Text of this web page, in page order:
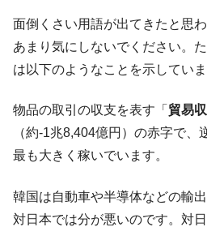
発動！
『Money1』
IT産業は人を雇用
半分未満しか雇用を生まない
のは政界の責任だ」
Fact1
日本の誇る海洋資源調査
塊！
府県とは？
面倒くさい用語が出てきたと思
あまり気にしないでください。
は以下のようなことを示していま
物品の取引の収支を表す「 貿易
（約-1兆8,404億円）の赤字で
最も大きく稼いでいます。
韓国は自動車や半導体などの輸
対日本では分が悪いのです。対